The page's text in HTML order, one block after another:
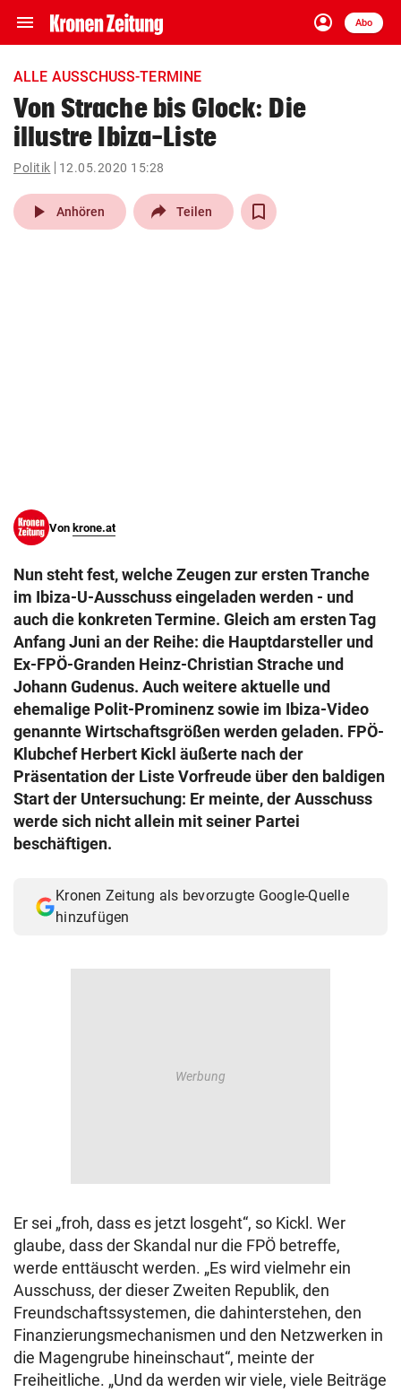
menu Navigation
ein-/ausklappen
account_circle
Anmelden
Abo
close Schließen
account_circle Anmelden
pin_drop
Wien arrow_right
ALLE AUSSCHUSS-TERMINE
Von Strache bis Glock: Die
illustre Ibiza-Liste
Politik 12.05.2020 15:28
play_arrow Anhören Teilen
Von krone.at
Nun steht fest, welche Zeugen zur ersten Tranche
im Ibiza-U-Ausschuss eingeladen werden - und
auch die konkreten Termine. Gleich am ersten Tag
Anfang Juni an der Reihe: die Hauptdarsteller und
Ex-FPÖ-Granden Heinz-Christian Strache und
Johann Gudenus. Auch weitere aktuelle und
ehemalige Polit-Prominenz sowie im Ibiza-Video
genannte Wirtschaftsgrößen werden geladen. FPÖ-
Klubchef Herbert Kickl äußerte nach der
Präsentation der Liste Vorfreude über den baldigen
Start der Untersuchung: Er meinte, der Ausschuss
werde sich nicht allein mit seiner Partei
beschäftigen.
Kronen Zeitung als bevorzugte Google-Quelle
hinzufügen
Er sei „froh, dass es jetzt losgeht“, so Kickl. Wer
glaube, dass der Skandal nur die FPÖ betreffe,
werde enttäuscht werden. „Es wird vielmehr ein
Ausschuss, der dieser Zweiten Republik, den
Freundschaftssystemen, die dahinterstehen, den
Finanzierungsmechanismen und den Netzwerken in
die Magengrube hineinschaut“, meinte der
Freiheitliche. „Und da werden wir viele, viele Beiträge